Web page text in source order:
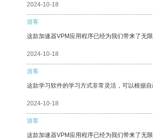
2024-10-18
游客
这款加速器VPM应用程序已经为我们带来了无限
2024-10-18
游客
这款学习软件的学习方式非常灵活，可以根据
2024-10-18
游客
这款加速器VPM应用程序已经为我们带来了无